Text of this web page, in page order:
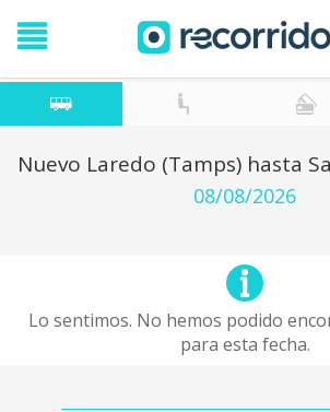
Nuevo Laredo (Tamps) hasta
08/08/2026
Lo sentimos. No hemos podido
para esta fecha.